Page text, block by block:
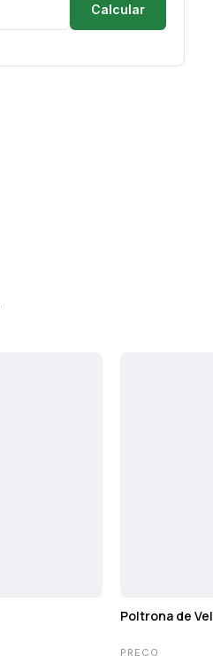
Calcular
Poltrona de
PREÇO